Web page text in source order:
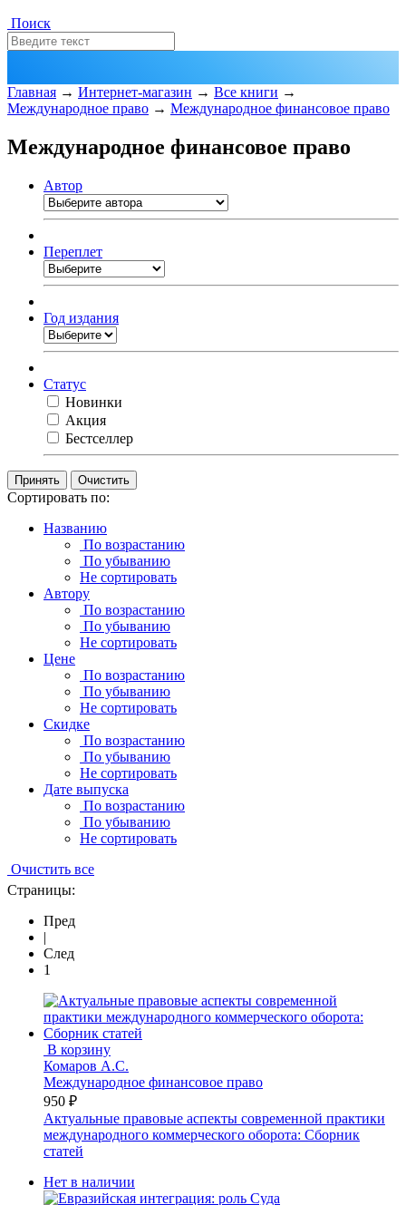
Поиск
Главная → Интернет-магазин → Все книги →
Международное право → Международное финансовое право
Международное финансовое право
Автор
Переплет
Год издания
Статус
Новинки
Акция
Бестселлер
Очистить
Сортировать по:
Названию
По возрастанию
По убыванию
Не сортировать
Автору
По возрастанию
По убыванию
Не сортировать
Цене
По возрастанию
По убыванию
Не сортировать
Скидке
По возрастанию
По убыванию
Не сортировать
Дате выпуска
По возрастанию
По убыванию
Не сортировать
Очистить все
Страницы:
Пред
|
След
1
В корзину
Комаров А.С.
Международное финансовое право
950 ₽
Актуальные правовые аспекты современной практики
международного коммерческого оборота: Сборник
статей
Нет в наличии